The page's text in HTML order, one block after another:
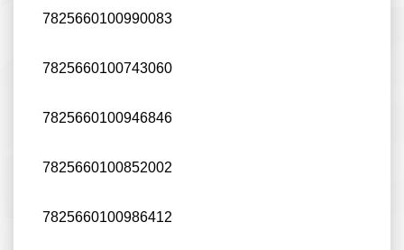
7825660100990083
7825660100743060
7825660100946846
7825660100852002
7825660100986412